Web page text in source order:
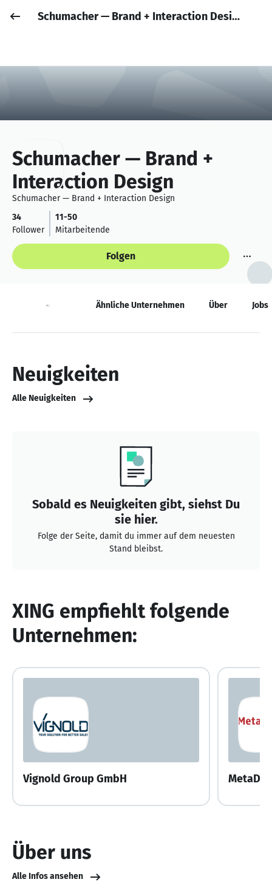
Anmelden
Job posten
Schumacher — Brand + Interaction Design
Schumacher — Brand +
Interaction Design
Schumacher — Brand + Interaction Design
34
Follower
11-50
Mitarbeitende
Folgen
Neuigkeiten Ähnliche Unternehmen Über Jobs
Neuigkeiten
Alle Neuigkeiten
Sobald es Neuigkeiten gibt, siehst Du
sie hier.
Folge der Seite, damit du immer auf dem neuesten
Stand bleibst.
XING empfiehlt folgende
Unternehmen:
Vignold Group GmbH
Über uns
Alle Infos ansehen